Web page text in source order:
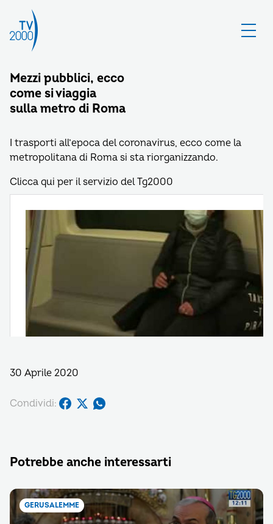
Mezzi pubblici, ecco
come si viaggia
sulla metro di Roma
I trasporti all’epoca del coronavirus, ecco come la
metropolitana di Roma si sta riorganizzando.
Clicca qui per il servizio del Tg2000
30 Aprile 2020
Condividi:
Potrebbe anche interessarti
GERUSALEMME